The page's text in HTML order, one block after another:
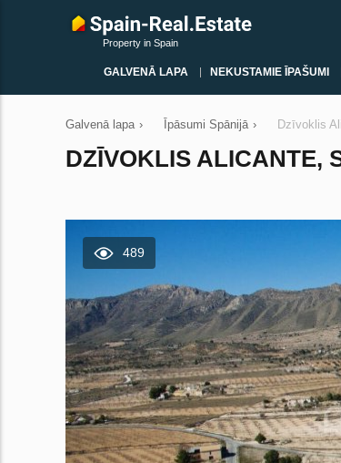
Property in Spain
GALVENĀ LAPA NEKUSTAMIE ĪPAŠUMI
Galvenā lapa › Īpāsumi Spānijā › Dzīvoklis
DZĪVOKLIS ALICANTE,
489